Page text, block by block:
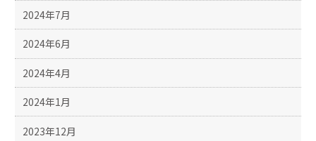
2024年7月
2024年6月
2024年4月
2024年1月
2023年12月